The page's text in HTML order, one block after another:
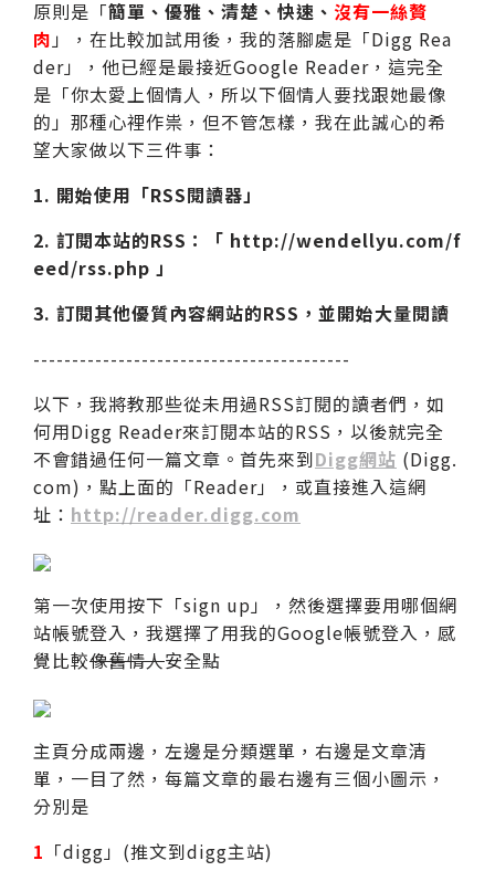
原則是「簡單、優雅、清楚、快速、 沒有一絲贅
肉」，在比較加試用後，我的落腳處是「Digg Rea
der」，他已經是最接近Google Reader，這完全
是「你太愛上個情人，所以下個情人要找跟她最像
的」那種心裡作祟，但不管怎樣，我在此誠心的希
望大家做以下三件事：
1. 開始使用「RSS閱讀器」
2. 訂閱本站的RSS：「 http://wendellyu.com/f
eed/rss.php 」
3. 訂閱其他優質內容網站的RSS，並開始大量閱讀
-----------------------------------------
以下，我將教那些從未用過RSS訂閱的讀者們，如
何用Digg Reader來訂閱本站的RSS，以後就完全
不會錯過任何一篇文章。首先來到Digg網站 (Digg.
com)，點上面的「Reader」，或直接進入這網
址： http://reader.digg.com
第一次使用按下「sign up」，然後選擇要用哪個網
站帳號登入，我選擇了用我的Google帳號登入，感
覺比較像舊情人安全點
主頁分成兩邊，左邊是分類選單，右邊是文章清
單，一目了然，每篇文章的最右邊有三個小圖示，
分別是
1 「digg」(推文到digg主站)